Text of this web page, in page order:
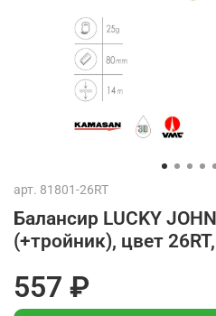
арт. 81801-26RT
Балансир LUCKY
(+тройник), цвет
557 ₽